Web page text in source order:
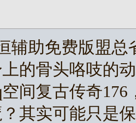
辅助免费版盟总
的骨头咯吱的
间复古传奇
其实可能只是